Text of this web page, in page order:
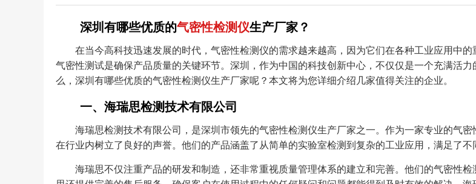
深圳有哪些优质的气密性检测仪生产厂家？
在当今高科技迅速发展的时代，气密性检测仪的需求越来越高，因为它们在各种工业应用中
气密性测试是确保产品质量的关键环节。深圳，作为中国的科技创新中心，不仅仅是一个充满活
么，深圳有哪些优质的气密性检测仪生产厂家呢？本文将为您详细介绍几家值得关注的企业。
一、海瑞思检测技术有限公司
海瑞思检测技术有限公司，是深圳市领先的气密性检测仪生产厂家之一。作为一家专业的气
在行业内树立了良好的声誉。他们的产品涵盖了从简单的实验室检测到复杂的工业应用，满足了不
海瑞思不仅注重产品的研发和制造，还非常重视质量管理体系的建立和完善。他们的气密性